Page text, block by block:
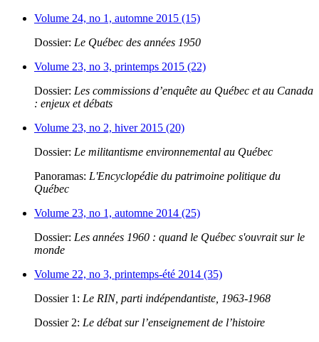
Volume 24, no 1, automne 2015 (15)
Dossier: Le Québec des années 1950
Volume 23, no 3, printemps 2015 (22)
Dossier: Les commissions d’enquête au Québec et au Canada
: enjeux et débats
Volume 23, no 2, hiver 2015 (20)
Dossier: Le militantisme environnemental au Québec
Panoramas: L'Encyclopédie du patrimoine politique du
Québec
Volume 23, no 1, automne 2014 (25)
Dossier: Les années 1960 : quand le Québec s'ouvrait sur le
monde
Volume 22, no 3, printemps-été 2014 (35)
Dossier 1: Le RIN, parti indépendantiste, 1963-1968
Dossier 2: Le débat sur l’enseignement de l’histoire